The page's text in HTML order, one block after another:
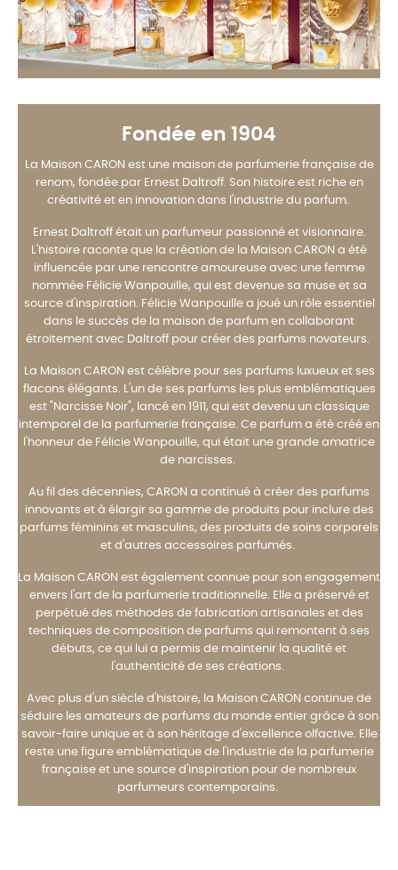
Fondée en 1904
La Maison CARON est une maison de parfumerie française de
renom, fondée par Ernest Daltroff. Son histoire est riche en
créativité et en innovation dans l'industrie du parfum.
Ernest Daltroff était un parfumeur passionné et visionnaire.
L'histoire raconte que la création de la Maison CARON a été
influencée par une rencontre amoureuse avec une femme
nommée Félicie Wanpouille, qui est devenue sa muse et sa
source d'inspiration. Félicie Wanpouille a joué un rôle essentiel
dans le succès de la maison de parfum en collaborant
étroitement avec Daltroff pour créer des parfums novateurs.
La Maison CARON est célèbre pour ses parfums luxueux et ses
flacons élégants. L'un de ses parfums les plus emblématiques
est "Narcisse Noir", lancé en 1911, qui est devenu un classique
intemporel de la parfumerie française. Ce parfum a été créé en
l'honneur de Félicie Wanpouille, qui était une grande amatrice
de narcisses.
Au fil des décennies, CARON a continué à créer des parfums
innovants et à élargir sa gamme de produits pour inclure des
parfums féminins et masculins, des produits de soins corporels
et d'autres accessoires parfumés.
La Maison CARON est également connue pour son engagement
envers l'art de la parfumerie traditionnelle. Elle a préservé et
perpétué des méthodes de fabrication artisanales et des
techniques de composition de parfums qui remontent à ses
débuts, ce qui lui a permis de maintenir la qualité et
l'authenticité de ses créations.
Avec plus d'un siècle d'histoire, la Maison CARON continue de
séduire les amateurs de parfums du monde entier grâce à son
savoir-faire unique et à son héritage d'excellence olfactive. Elle
reste une figure emblématique de l'industrie de la parfumerie
française et une source d'inspiration pour de nombreux
parfumeurs contemporains.